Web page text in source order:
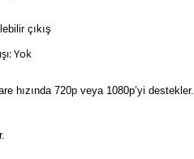
çıkış
Yok
hızında 720p veya 1080p’yi destekler.